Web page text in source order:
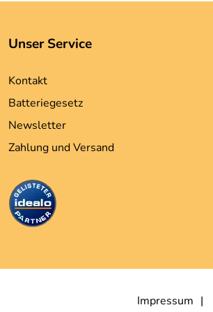
Unser Service
Kontakt
Batteriegesetz
Newsletter
Zahlung und Versand
Impressum